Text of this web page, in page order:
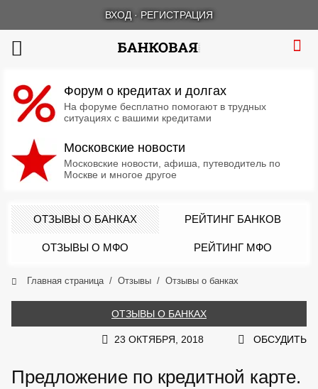
ВХОД · РЕГИСТРАЦИЯ
Форум о кредитах и долгах
На форуме бесплатно помогают в трудных
ситуациях с вашими кредитами
Московские новости
Московские новости, афиша, путеводитель по
Москве и многое другое
ОТЗЫВЫ О БАНКАХ РЕЙТИНГ БАНКОВ
ОТЗЫВЫ О МФО РЕЙТИНГ МФО
Главная страница Отзывы Отзывы о банках
ОТЗЫВЫ О БАНКАХ
23 ОКТЯБРЯ, 2018 ОБСУДИТЬ
Предложение по кредитной карте.